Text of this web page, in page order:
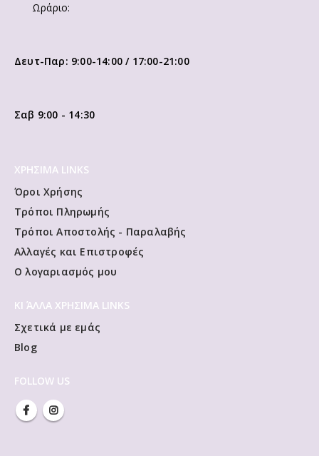
Ωράριο:
Δευτ-Παρ: 9:00-14:00 / 17:00-21:00
Σαβ 9:00 - 14:30
ΧΡΗΣΙΜΑ LINKS
Όροι Χρήσης
Τρόποι Πληρωμής
Τρόποι Αποστολής - Παραλαβής
Αλλαγές και Επιστροφές
Ο λογαριασμός μου
ΚΙ ΆΛΛΑ ΧΡΗΣΙΜΑ LINKS
Σχετικά με εμάς
Blog
FOLLOW US